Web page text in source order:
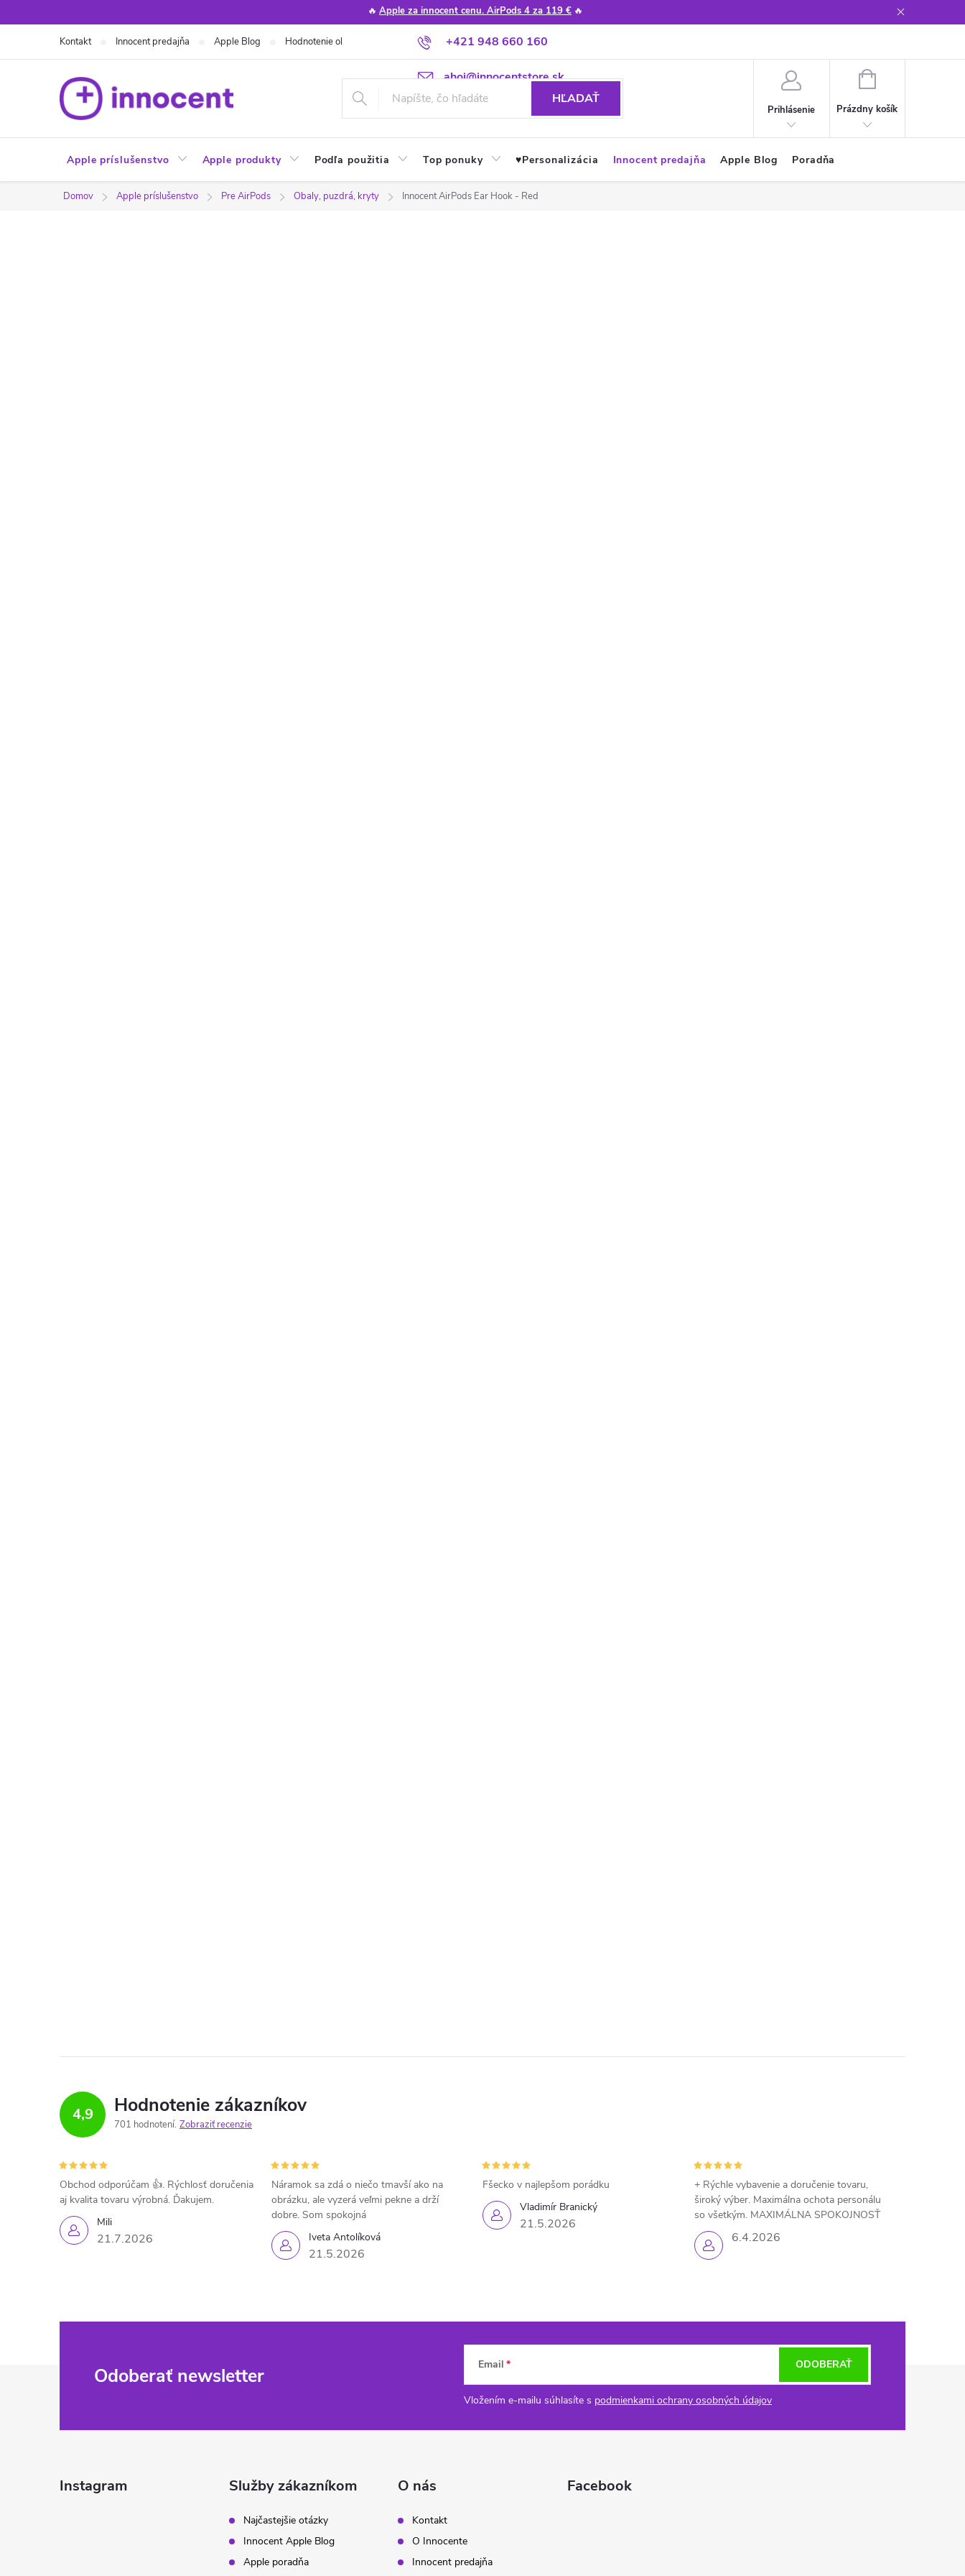
na
🔥 Apple za innocent cenu. AirPods 4 za 119 € 🔥
+421 948 660 160
ahoj@innocentstore.sk
Kontakt Innocent predajňa Apple Blog Hodnotenie obchodu Poradňa Apple návody a tipy
HĽADAŤ
Prihlásenie
NÁKUPNÝ
Prázdny košík
Apple príslušenstvo Apple produkty Podľa použitia Top ponuky ♥︎Personalizácia Innocent predajňa Apple Blog Poradňa
Domov Apple príslušenstvo Pre AirPods Obaly, puzdrá, kryty Innocent AirPods Ear Hook - Red
4,9 Hodnotenie zákazníkov
701 hodnotení Zobraziť recenzie
Mili
21.7.2026
Obchod odporúčam 👍. Rýchlosť doručenia
aj kvalita tovaru výrobná. Ďakujem.
Iveta Antolíková
21.5.2026
Náramok sa zdá o niečo tmavší ako na
obrázku, ale vyzerá veľmi pekne a drží
dobre. Som spokojná
Vladimír Branický
21.5.2026
Fšecko v najlepšom porádku
6.4.2026
+ Rýchle vybavenie a doručenie tovaru,
široký výber. Maximálna ochota personálu
so všetkým. MAXIMÁLNA SPOKOJNOSŤ
Odoberať newsletter Email
Vložením e-mailu súhlasíte s podmienkami ochrany osobných údajov
ODOBERAŤ
Instagram Služby zákazníkom
Najčastejšie otázky
Innocent Apple Blog
Apple poradňa
O nás
Kontakt
O Innocente
Innocent predajňa
Facebook